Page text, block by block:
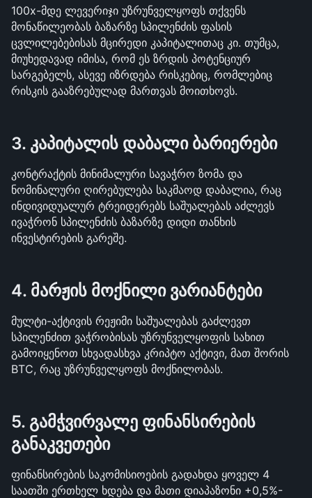
100x-მდე ლევერიჯი უზრუნველყოფს თქვენს
მონაწილეობას ბაზარზე სპილენძის ფასის
ცვლილებებისას მცირედი კაპიტალითაც კი. თუმცა,
მიუხედავად იმისა, რომ ეს ზრდის პოტენციურ
სარგებელს, ასევე იზრდება რისკებიც, რომლებიც
რისკის გააზრებულად მართვას მოითხოვს.
3. კაპიტალის დაბალი ბარიერები
კონტრაქტის მინიმალური სავაჭრო ზომა და
ნომინალური ღირებულება საკმაოდ დაბალია, რაც
ინდივიდუალურ ტრეიდერებს საშუალებას აძლევს
ივაჭრონ სპილენძის ბაზარზე დიდი თანხის
ინვესტირების გარეშე.
4. მარჟის მოქნილი ვარიანტები
მულტი-აქტივის რეჟიმი საშუალებას გაძლევთ
სპილენძით ვაჭრობისას უზრუნველყოფის სახით
გამოიყენოთ სხვადასხვა კრიპტო აქტივი, მათ შორის
BTC, რაც უზრუნველყოფს მოქნილობას.
5. გამჭვირვალე ფინანსირების
განაკვეთები
ფინანსირების საკომისიოების გადახდა ყოველ 4
საათში ერთხელ ხდება და მათი დიაპაზონი +0,5%-